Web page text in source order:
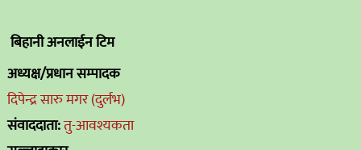
बिहानी अनलाईन टिम
अध्यक्ष/प्रधान सम्पादक
दिपेन्द्र सारु मगर (दुर्लभ)
संवाददाता:तु-आवश्यकता